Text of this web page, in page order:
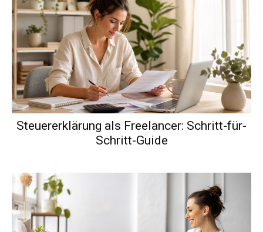
Steuererklärung als Freelancer: Schritt-für-
Schritt-Guide